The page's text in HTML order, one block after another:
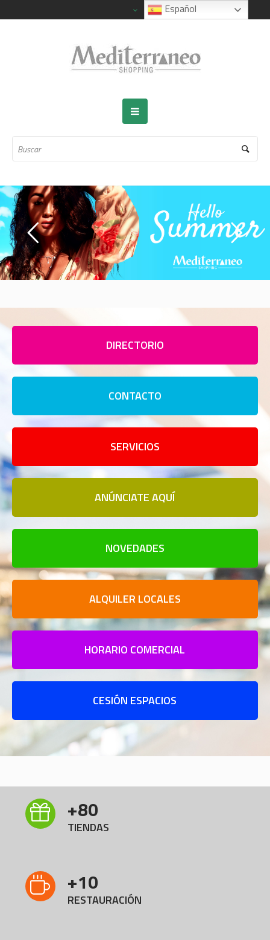
DIRECTORIO
CONTACTO
SERVICIOS
ANÚNCIATE AQUÍ
NOVEDADES
ALQUILER LOCALES
HORARIO COMERCIAL
CESIÓN ESPACIOS
+80
TIENDAS
+10
RESTAURACIÓN
Español